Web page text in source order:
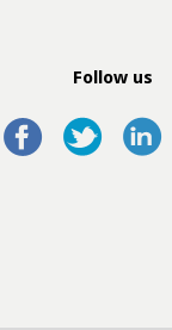
Follow us